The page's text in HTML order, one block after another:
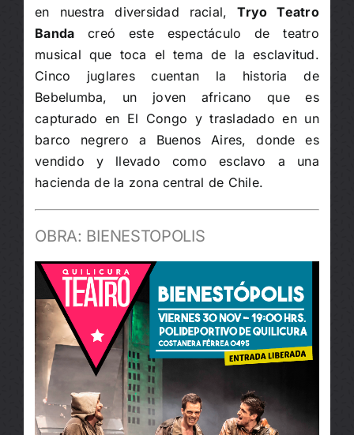
en nuestra diversidad racial,Tryo Teatro
Banda creó este espectáculo de teatro
musical que toca el tema de la esclavitud.
Cinco juglares cuentan la historia de
Bebelumba, un joven africano que es
capturado en El Congo y trasladado en un
barco negrero a Buenos Aires, donde es
vendido y llevado como esclavo a una
hacienda de la zona central de Chile.
OBRA: BIENESTOPOLIS